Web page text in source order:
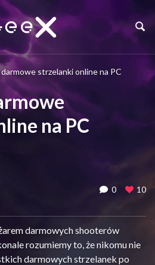
strzelanki online na PC
na PC
0 10
darmowych shooterów
rozumiemy to, że nikomu nie
darmowych strzelanek po